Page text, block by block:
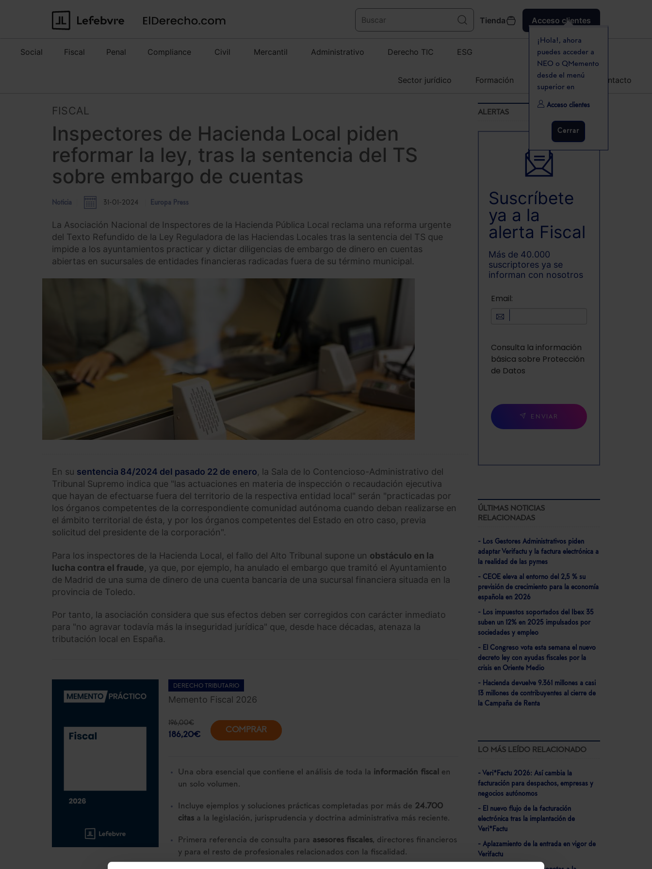
Tienda Acceso clientes
¡Hola!, ahora
puedes acceder a
NEO o QMemento
desde el menú
superior en
Acceso clientes
Cerrar
Social Fiscal Penal Compliance Civil Mercantil Administrativo Derecho TIC ESG
Sector jurídico Formación Agenda Contacto
FISCAL
Inspectores de Hacienda Local piden
reformar la ley, tras la sentencia del TS
sobre embargo de cuentas
Noticia 31-01-2024 Europa Press
La Asociación Nacional de Inspectores de la Hacienda Pública Local reclama una reforma urgente
del Texto Refundido de la Ley Reguladora de las Haciendas Locales tras la sentencia del TS que
impide a los ayuntamientos practicar y dictar diligencias de embargo de dinero en cuentas
abiertas en sucursales de entidades financieras radicadas fuera de su término municipal.
En su sentencia 84/2024 del pasado 22 de enero, la Sala de lo Contencioso-Administrativo del
Tribunal Supremo indica que "las actuaciones en materia de inspección o recaudación ejecutiva
que hayan de efectuarse fuera del territorio de la respectiva entidad local" serán "practicadas por
los órganos competentes de la correspondiente comunidad autónoma cuando deban realizarse en
el ámbito territorial de ésta, y por los órganos competentes del Estado en otro caso, previa
solicitud del presidente de la corporación".
Para los inspectores de la Hacienda Local, el fallo del Alto Tribunal supone un obstáculo en la
lucha contra el fraude, ya que, por ejemplo, ha anulado el embargo que tramitó el Ayuntamiento
de Madrid de una suma de dinero de una cuenta bancaria de una sucursal financiera situada en la
provincia de Toledo.
Por tanto, la asociación considera que sus efectos deben ser corregidos con carácter inmediato
para "no agravar todavía más la inseguridad jurídica" que, desde hace décadas, atenaza la
tributación local en España.
DERECHO TRIBUTARIO
Memento Fiscal 2026
196,00€
186,20€
COMPRAR
Una obra esencial que contiene el análisis de toda la información fiscal en
un solo volumen.
Incluye ejemplos y soluciones prácticas completadas por más de 24.700
citas a la legislación, jurisprudencia y doctrina administrativa más reciente.
Primera referencia de consulta para asesores fiscales, directores financieros
y para el resto de profesionales relacionados con la fiscalidad.
ALERTAS
Suscríbete
ya a la
alerta Fiscal
Más de 40.000
suscriptores ya se
informan con nosotros
Email:
Consulta la información
básica sobre Protección
de Datos
ENVIAR
ÚLTIMAS NOTICIAS
RELACIONADAS
- Los Gestores Administrativos piden
adaptar Verifactu y la factura electrónica a
la realidad de las pymes
- CEOE eleva al entorno del 2,5 % su
previsión de crecimiento para la economía
española en 2026
- Los impuestos soportados del Ibex 35
suben un 12% en 2025 impulsados por
sociedades y empleo
- El Congreso vota esta semana el nuevo
decreto ley con ayudas fiscales por la
crisis en Oriente Medio
- Hacienda devuelve 9.361 millones a casi
13 millones de contribuyentes al cierre de
la Campaña de Renta
LO MÁS LEÍDO RELACIONADO
- Veri*Factu 2026: Así cambia la
facturación para despachos, empresas y
negocios autónomos
- El nuevo flujo de la facturación
electrónica tras la implantación de
Veri*Factu
- Aplazamiento de la entrada en vigor de
Verifactu